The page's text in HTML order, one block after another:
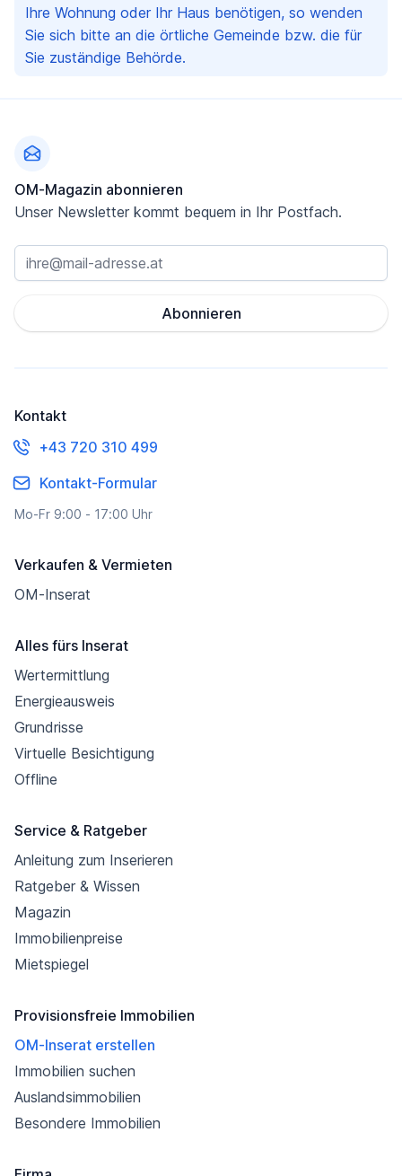
Ihre Wohnung oder Ihr Haus benötigen, so wenden
Sie sich bitte an die örtliche Gemeinde bzw. die für
Sie zuständige Behörde.
OM-Magazin abonnieren
Unser Newsletter kommt bequem in Ihr Postfach.
Abonnieren
Kontakt
+43 720 310 499
Kontakt-Formular
Mo-Fr 9:00 - 17:00 Uhr
Verkaufen & Vermieten
OM-Inserat
Alles fürs Inserat
Wertermittlung
Energieausweis
Grundrisse
Virtuelle Besichtigung
Offline
Service & Ratgeber
Anleitung zum Inserieren
Ratgeber & Wissen
Magazin
Immobilienpreise
Mietspiegel
Provisionsfreie Immobilien
OM-Inserat erstellen
Immobilien suchen
Auslandsimmobilien
Besondere Immobilien